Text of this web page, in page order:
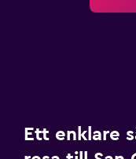
Ett enklare